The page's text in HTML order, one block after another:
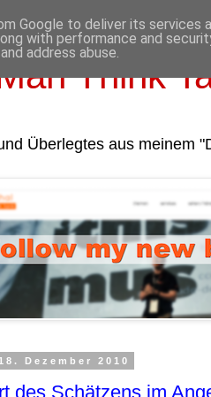
Think
Überlegtes aus meinem
Dezember 2010
des Schätzens im
Google to deliver its services
with performance and
address abuse.